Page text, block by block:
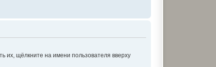
их, щёлкните на имени пользователя вверху